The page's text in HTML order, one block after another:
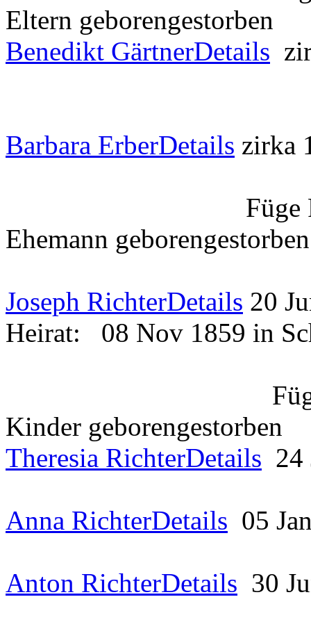
Eltern geborengestorben
Benedikt GärtnerDetails
Barbara ErberDetails zirka
Füge
Ehemann geborengestorben
Joseph RichterDetails 20
Heirat:
08 Nov 1859 in
Kinder geborengestorben
Theresia RichterDetails 24
Anna RichterDetails 05
Anton RichterDetails 30